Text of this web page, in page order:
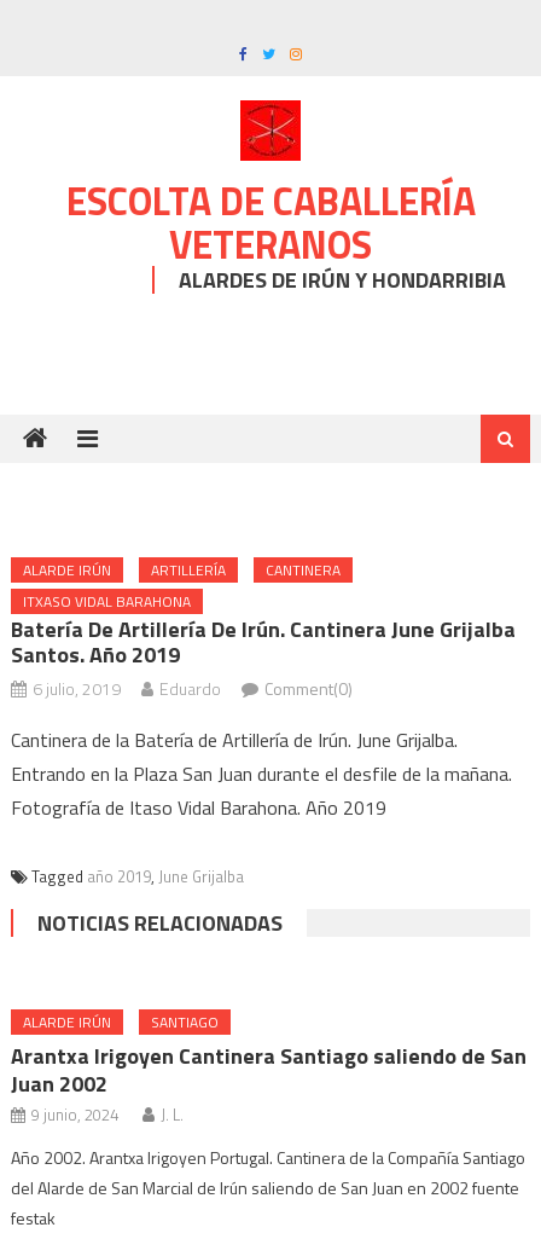
ESCOLTA DE CABALLERÍA
VETERANOS
ALARDES DE IRÚN Y HONDARRIBIA
ALARDE IRÚN ARTILLERÍA
CANTINERA
ITXASO VIDAL BARAHONA
Batería De Artillería De Irún. Cantinera June Grijalba
Santos. Año 2019
6 julio, 2019 Eduardo Comment(0)
Cantinera de la Batería de Artillería de Irún. June Grijalba.
Entrando en la Plaza San Juan durante el desfile de la mañana.
Fotografía de Itaso Vidal Barahona. Año 2019
Tagged año 2019, June Grijalba
NOTICIAS RELACIONADAS
ALARDE IRÚN SANTIAGO
Arantxa Irigoyen Cantinera Santiago saliendo de San
Juan 2002
9 junio, 2024 J. L.
Año 2002. Arantxa Irigoyen Portugal. Cantinera de la Compañía Santiago
del Alarde de San Marcial de Irún saliendo de San Juan en 2002 fuente
festak